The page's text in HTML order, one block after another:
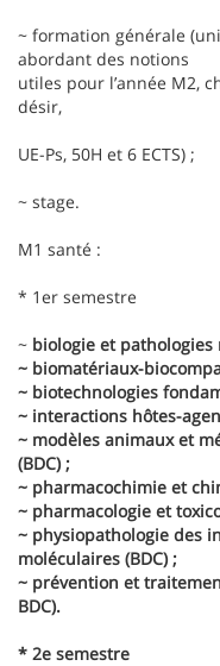
~ formation générale
abordant des notions
utiles pour l’année M2,
désir,
UE-Ps, 50H et 6 ECTS) ;
~ stage.
M1 santé :
* 1er semestre
~ biologie et pathologies
~ biomatériaux-
~ biotechnologies
~ interactions hôtes-
~ modèles animaux et
(BDC) ;
~ pharmacochimie et
~ pharmacologie et
~ physiopathologie des
moléculaires (BDC) ;
~ prévention et
BDC).
* 2e semestre